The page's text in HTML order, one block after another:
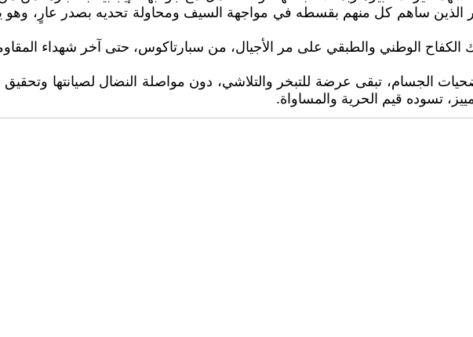
الذين ساهم كل منهم بقسطه في مواجهة السيف ومحاولة تحديه بصدر عارٍ، وهو
الكفاح الوطني والطبقي على مر الأجيال، من سبارتاكوس، حتى آخر شهداء
الجسام، تبقى عرضة للتبخر والتلاشي، دون مواصلة النضال لصيانتها وتحقيق
تسوده قيم الحرية والمساواة.